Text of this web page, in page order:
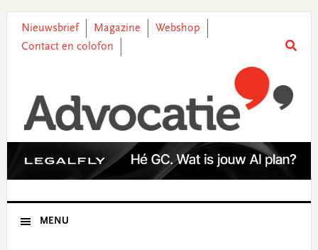
primary
main
primary
footer
Nieuwsbrief Magazine
Webshop
Contact en colofon
MENU